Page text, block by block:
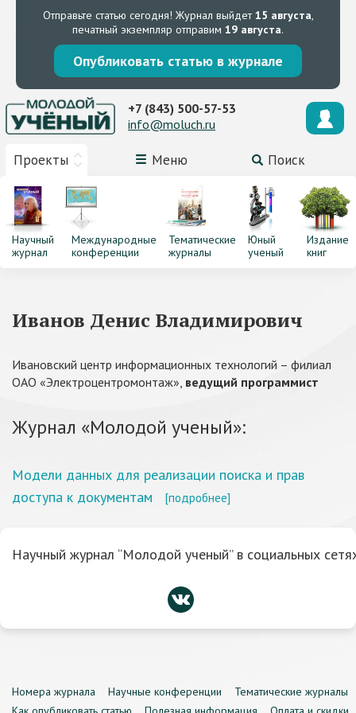
Отправьте статью сегодня! Журнал выйдет15 августа,
печатный экземпляр отправим 19 августа.
Опубликовать статью в журнале
Проекты Меню Поиск
+7 (843) 500-57-53
info@moluch.ru
Научный
журнал
Международные
конференции
Тематические
журналы
Юный
ученый
Издание
книг
Иванов Денис Владимирович
Ивановский центр информационных технологий – филиал
ОАО «Электроцентромонтаж», ведущий программист
Журнал «Молодой ученый»:
Модели данных для реализации поиска и прав
доступа к документам
[подробнее]
Научный журнал “Молодой ученый” в социальных
Номера журнала Научные конференции
Тематические журналы